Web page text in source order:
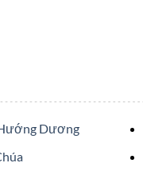
Dương